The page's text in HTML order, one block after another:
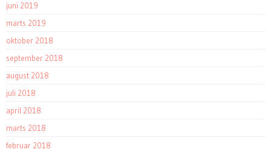
juni 2019
marts 2019
oktober 2018
september 2018
august 2018
juli 2018
april 2018
marts 2018
februar 2018